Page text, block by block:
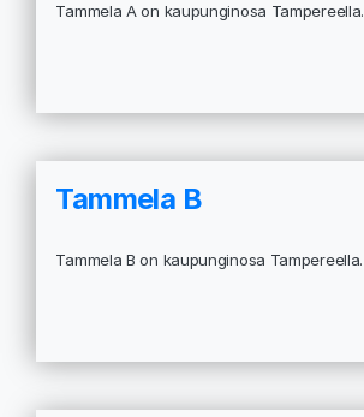
Tammela A on kaupunginosa Tampereella.
Tammela B
Tammela B on kaupunginosa Tampereella.